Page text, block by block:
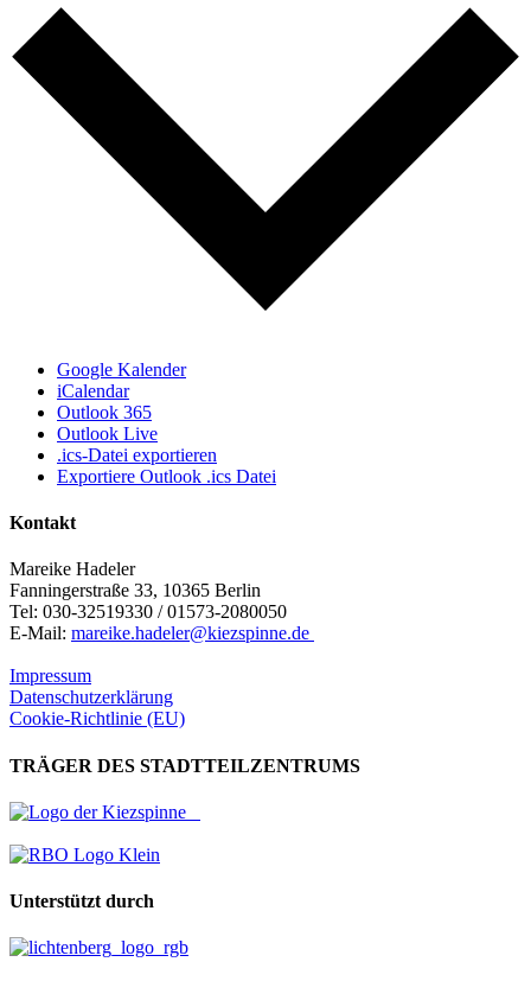
Google Kalender
iCalendar
Outlook 365
Outlook Live
.ics-Datei exportieren
Exportiere Outlook .ics Datei
Kontakt
Mareike Hadeler
Fanningerstraße 33, 10365 Berlin
Tel: 030-32519330 / 01573-2080050
E-Mail: mareike.hadeler@kiezspinne.de
Impressum
Datenschutzerklärung
Cookie-Richtlinie (EU)
TRÄGER DES STADTTEILZENTRUMS
Unterstützt durch